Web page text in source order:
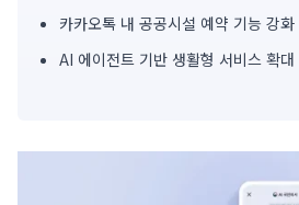
카카오톡 내 공공시설 예약 기능 강화
AI 에이전트 기반 생활형 서비스 확대